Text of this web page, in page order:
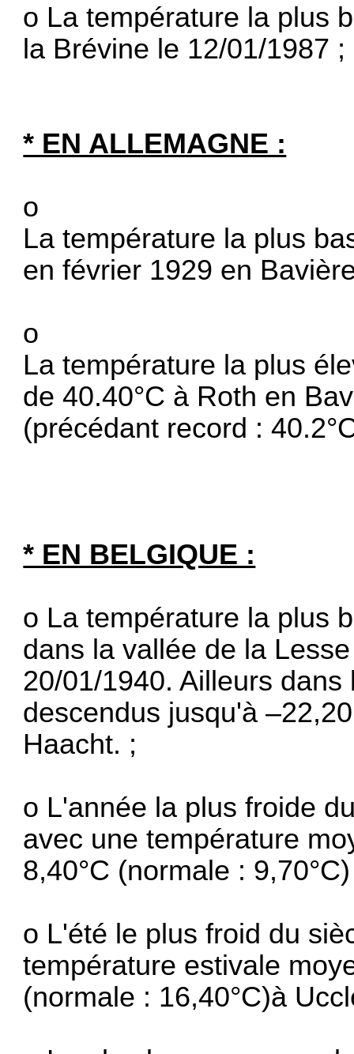
o La température la plus
la Brévine le 12/01/1987 ;
* EN ALLEMAGNE :
o
La température la plus
en février 1929 en
o
La température la plus
de 40.40°C à Roth en
(précédant record :
* EN BELGIQUE :
o La température la plus
dans la vallée de la
20/01/1940. Ailleurs
descendus jusqu'à
Haacht. ;
o L'année la plus froide
avec une température
8,40°C (normale :
o L'été le plus froid du
température estivale
(normale : 16,40°C)à